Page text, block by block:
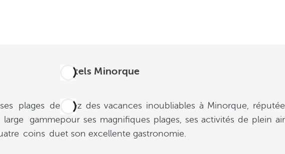
plages de
gamme
coins du
Hôtels Minorque
Vivez des vacances inoubliables à Minorque, réputée
pour ses magnifiques plages, ses activités de plein air
et son excellente gastronomie.